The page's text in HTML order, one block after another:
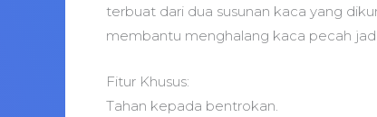
terbuat dari dua susunan kaca yang
membantu menghalang kaca pecah
Fitur Khusus:
Tahan kepada bentrokan.